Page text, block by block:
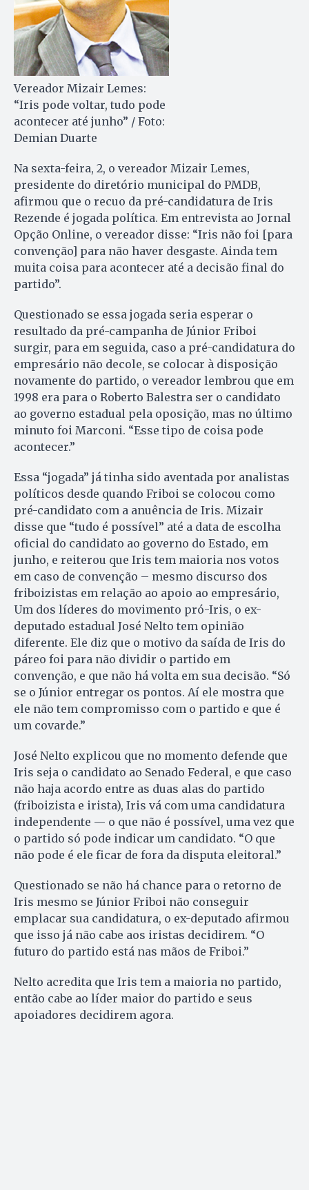
Vereador Mizair Lemes:
“Iris pode voltar, tudo pode
acontecer até junho” / Foto:
Demian Duarte
Na sexta-feira, 2, o vereador Mizair Lemes,
presidente do diretório municipal do PMDB,
afirmou que o recuo da pré-candidatura de Iris
Rezende é jogada política. Em entrevista ao Jornal
Opção Online, o vereador disse: “Iris não foi [para
convenção] para não haver desgaste. Ainda tem
muita coisa para acontecer até a decisão final do
partido”.
Questionado se essa jogada seria esperar o
resultado da pré-campanha de Júnior Friboi
surgir, para em seguida, caso a pré-candidatura do
empresário não decole, se colocar à disposição
novamente do partido, o vereador lembrou que em
1998 era para o Roberto Balestra ser o candidato
ao governo estadual pela oposição, mas no último
minuto foi Marconi. “Esse tipo de coisa pode
acontecer.”
Essa “jogada” já tinha sido aventada por analistas
políticos desde quando Friboi se colocou como
pré-candidato com a anuência de Iris. Mizair
disse que “tudo é possível” até a data de escolha
oficial do candidato ao governo do Estado, em
junho, e reiterou que Iris tem maioria nos votos
em caso de convenção – mesmo discurso dos
friboizistas em relação ao apoio ao empresário,
Um dos líderes do movimento pró-Iris, o ex-
deputado estadual José Nelto tem opinião
diferente. Ele diz que o motivo da saída de Iris do
páreo foi para não dividir o partido em
convenção, e que não há volta em sua decisão. “Só
se o Júnior entregar os pontos. Aí ele mostra que
ele não tem compromisso com o partido e que é
um covarde.”
José Nelto explicou que no mo­mento defende que
Iris seja o candidato ao Senado Federal, e que caso
não haja acordo entre as duas alas do partido
(friboizista e irista), Iris vá com uma candidatura
independente — o que não é possível, uma vez que
o partido só pode indicar um candidato. “O que
não pode é ele ficar de fora da disputa eleitoral.”
Questionado se não há chance para o retorno de
Iris mesmo se Júnior Friboi não conseguir
emplacar sua candidatura, o ex-deputado afirmou
que isso já não cabe aos iristas decidirem. “O
futuro do partido está nas mãos de Friboi.”
Nelto acredita que Iris tem a maioria no partido,
então cabe ao líder maior do partido e seus
apoiadores decidirem agora.